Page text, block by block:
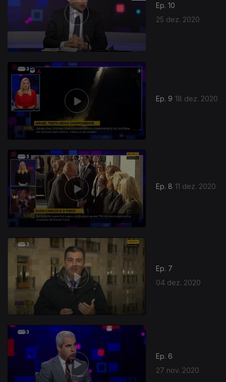
Ep. 10
25 dez. 2020
Ep. 9 18 dez. 2020
Ep. 8 11 dez. 2020
Ep. 7
04 dez. 2020
Ep. 6
27 nov. 2020